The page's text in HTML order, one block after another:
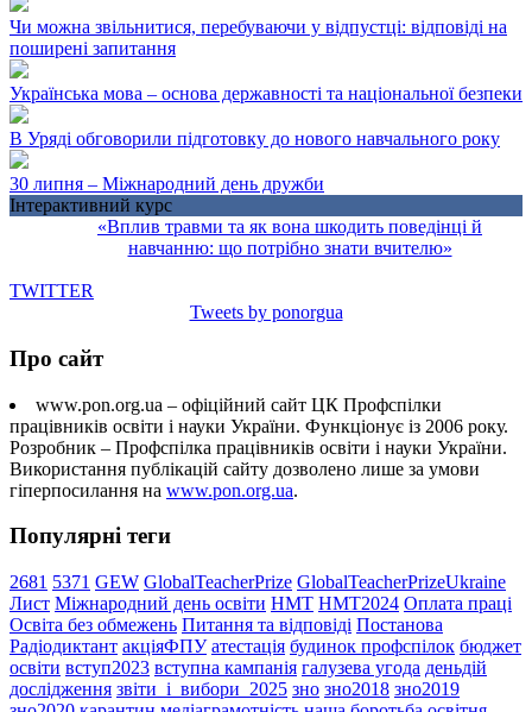
Чи можна звільнитися, перебуваючи у відпустці: відповіді на
поширені запитання
Українська мова – основа державності та національної безпеки
В Уряді обговорили підготовку до нового навчального року
30 липня – Міжнародний день дружби
Інтерактивний курс
«Вплив травми та як вона шкодить поведінці й
навчанню: що потрібно знати вчителю»
TWITTER
Tweets by ponorgua
Про сайт
www.pon.org.ua – офіційний сайт ЦК Профспілки
працівників освіти і науки України. Функціонує із 2006 року.
Розробник – Профспілка працівників освіти і науки України.
Використання публікацій сайту дозволено лише за умови
гіперпосилання на www.pon.org.ua.
Популярні теги
2681 5371 GEW GlobalTeacherPrize GlobalTeacherPrizeUkraine
Лист Міжнародний день освіти НМТ НМТ2024 Оплата праці
Освіта без обмежень Питання та відповіді Постанова
Радіодиктант акціяФПУ атестація будинок профспілок бюджет
освіти вступ2023 вступна кампанія галузева угода деньдій
дослідження звіти_і_вибори_2025 зно зно2018 зно2019